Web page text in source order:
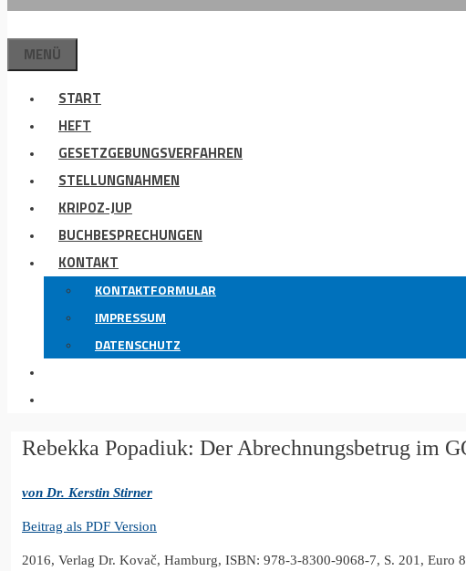
MENÜ
START
HEFT
GESETZGEBUNGSVERFAHREN
STELLUNGNAHMEN
KRIPOZ-JUP
BUCHBESPRECHUNGEN
KONTAKT
KONTAKTFORMULAR
IMPRESSUM
DATENSCHUTZ
Rebekka Popadiuk: Der Abrechnungsbetrug im
von Dr. Kerstin Stirner
Beitrag als PDF Version
2016, Verlag Dr. Kovač, Hamburg, ISBN: 978-3-8300-9068-7, S. 201, Euro